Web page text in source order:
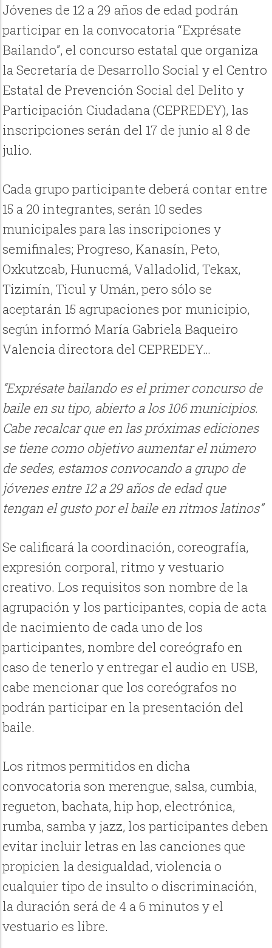
Jóvenes de 12 a 29 años de edad podrán
participar en la convocatoria “Exprésate
Bailando”, el concurso estatal que organiza
la Secretaría de Desarrollo Social y el Centro
Estatal de Prevención Social del Delito y
Participación Ciudadana (CEPREDEY), las
inscripciones serán del 17 de junio al 8 de
julio.
Cada grupo participante deberá contar entre
15 a 20 integrantes, serán 10 sedes
municipales para las inscripciones y
semifinales; Progreso, Kanasín, Peto,
Oxkutzcab, Hunucmá, Valladolid, Tekax,
Tizimín, Ticul y Umán, pero sólo se
aceptarán 15 agrupaciones por municipio,
según informó María Gabriela Baqueiro
Valencia directora del CEPREDEY…
“Exprésate bailando es el primer concurso de
baile en su tipo, abierto a los 106 municipios.
Cabe recalcar que en las próximas ediciones
se tiene como objetivo aumentar el número
de sedes, estamos convocando a grupo de
jóvenes entre 12 a 29 años de edad que
tengan el gusto por el baile en ritmos latinos”
Se calificará la coordinación, coreografía,
expresión corporal, ritmo y vestuario
creativo. Los requisitos son nombre de la
agrupación y los participantes, copia de acta
de nacimiento de cada uno de los
participantes, nombre del coreógrafo en
caso de tenerlo y entregar el audio en USB,
cabe mencionar que los coreógrafos no
podrán participar en la presentación del
baile.
Los ritmos permitidos en dicha
convocatoria son merengue, salsa, cumbia,
regueton, bachata, hip hop, electrónica,
rumba, samba y jazz, los participantes deben
evitar incluir letras en las canciones que
propicien la desigualdad, violencia o
cualquier tipo de insulto o discriminación,
la duración será de 4 a 6 minutos y el
vestuario es libre.